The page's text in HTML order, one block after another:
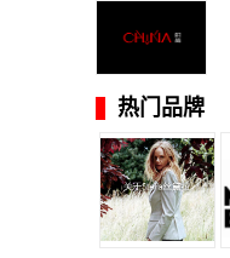
热门品牌